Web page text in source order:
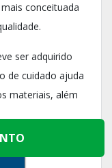
conceituada
ser adquirido
de cuidado ajuda
materiais, além